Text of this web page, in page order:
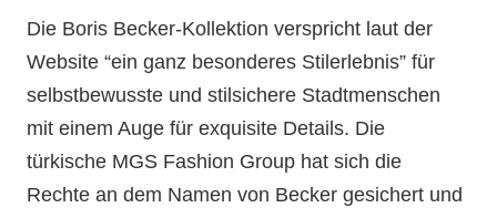
Die Boris Becker-Kollektion verspricht laut der
Website “ein ganz besonderes Stilerlebnis” für
selbstbewusste und stilsichere Stadtmenschen
mit einem Auge für exquisite Details. Die
türkische MGS Fashion Group hat sich die
Rechte an dem Namen von Becker gesichert und